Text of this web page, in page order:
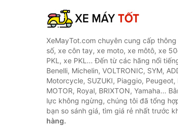
XeMayTot.com chuyên cung cấp
số, xe côn tay, xe moto, xe môtô, xe
PKL, xe PKL... Đến từ các hãng nổi
Benelli, Michelin, VOLTRONIC, SYM,
Motorcycle, SUZUKI, Piaggio, Peugeot,
MOTOR, Royal, BRIXTON, Yamaha...
lực không ngừng, chúng tôi đã tổng
bạn so sánh giá, tìm giá rẻ nhất trước
hàng.